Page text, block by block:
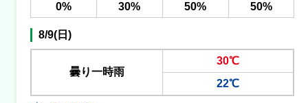
0%
30% 50% 50%
8/9(日)
曇り一時雨
30℃
22℃